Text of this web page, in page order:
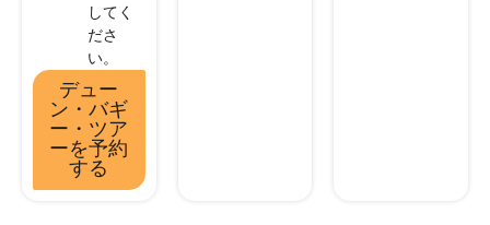
してく
ださ
い。
デュー
ン・バギ
ー・ツア
ーを予約
する